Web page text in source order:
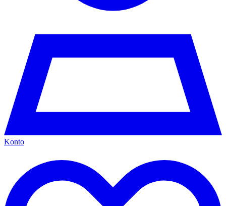
Konto